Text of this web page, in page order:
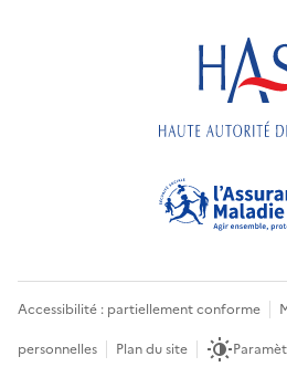
Accessibilité : partiellement conforme
personnelles
Plan du site